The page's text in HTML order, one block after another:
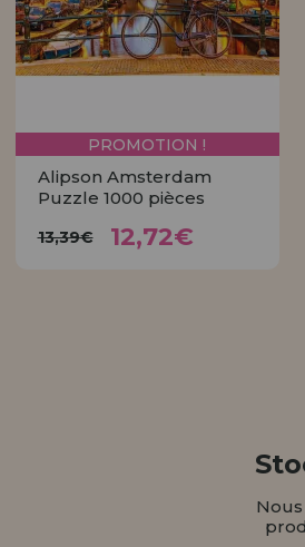
PROMOTION !
Alipson Amsterdam
Puzzle 1000 pièces
13,39€ 12,72€
Nous